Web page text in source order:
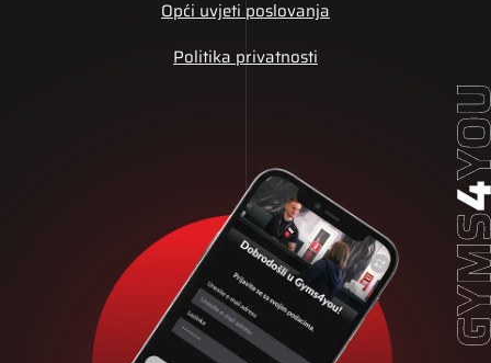
Opći uvjeti poslovanja
Politika privatnosti